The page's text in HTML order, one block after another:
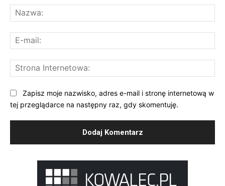
Zapisz moje nazwisko, adres e-mail i stronę internetową w
tej przeglądarce na następny raz, gdy skomentuję.